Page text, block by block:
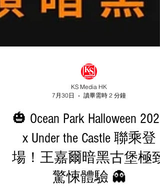
KS Media HK
7月30日
讀畢需時 2 分鐘